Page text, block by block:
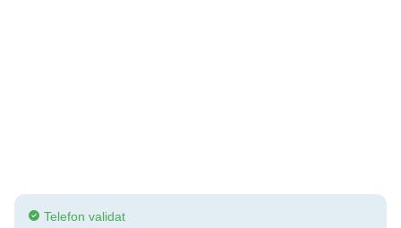
Telefon validat